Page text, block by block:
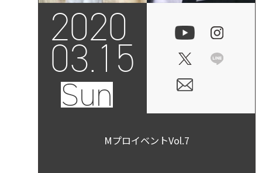
2020
03.15
Sun
MプロイベントVol.7